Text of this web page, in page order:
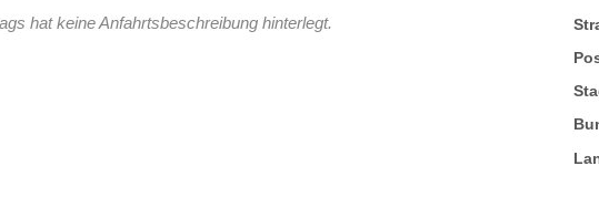
hat keine Anfahrtsbeschreibung hinterlegt.